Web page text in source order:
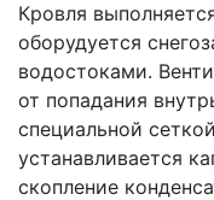
Кровля
оборудуется
водостоками.
от попадания
специальной
устанавливается
скопление